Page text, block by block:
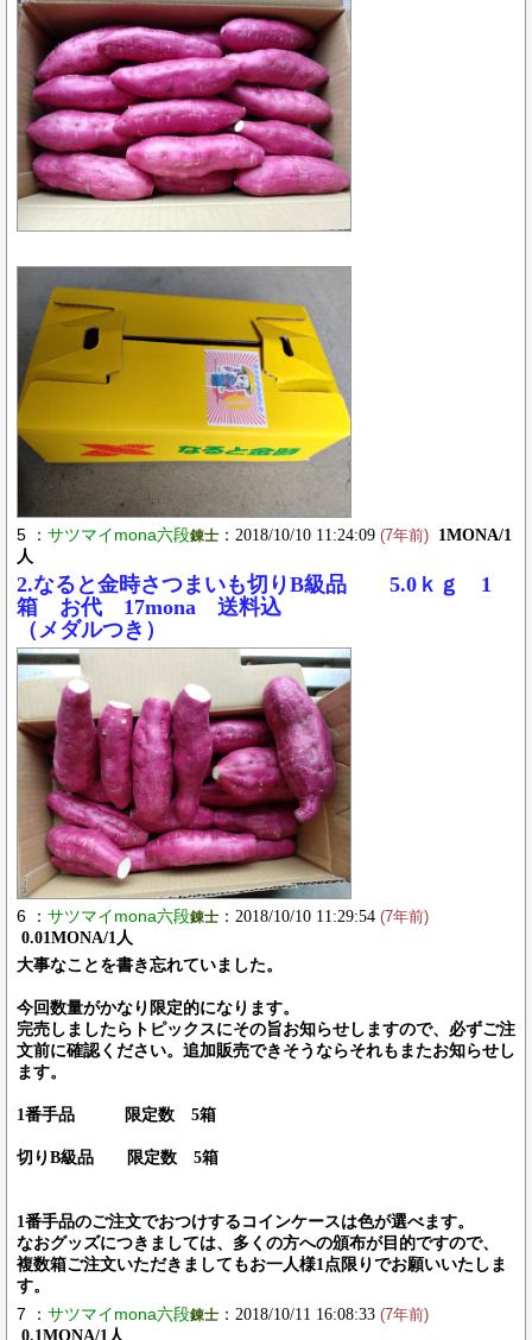
5 ： サツマイmona六段錬士 ：2018/10/10 11:24:09 (7年前)
1MONA/1
人
2.なると金時さつまいも切りB級品 5.0ｋｇ 1
箱 お代 17mona 送料込
（メダルつき）
6 ： サツマイmona六段錬士 ：2018/10/10 11:29:54 (7年前)
0.01MONA/1人
大事なことを書き忘れていました。
今回数量がかなり限定的になります。
完売しましたらトピックスにその旨お知らせしますので、必ずご注
文前に確認ください。追加販売できそうならそれもまたお知らせし
ます。
1番手品 限定数 5箱
切りB級品 限定数 5箱
1番手品のご注文でおつけするコインケースは色が選べます。
なおグッズにつきましては、多くの方への頒布が目的ですので、
複数箱ご注文いただきましてもお一人様1点限りでお願いいたしま
す。
7 ： サツマイmona六段錬士 ：2018/10/11 16:08:33 (7年前)
0.1MONA/1人